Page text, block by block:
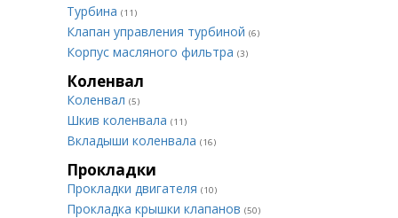
Турбина (11)
Клапан управления турбиной (6)
Корпус масляного фильтра (3)
Коленвал
Коленвал (5)
Шкив коленвала (11)
Вкладыши коленвала (16)
Прокладки
Прокладки двигателя (10)
Прокладка крышки клапанов (50)